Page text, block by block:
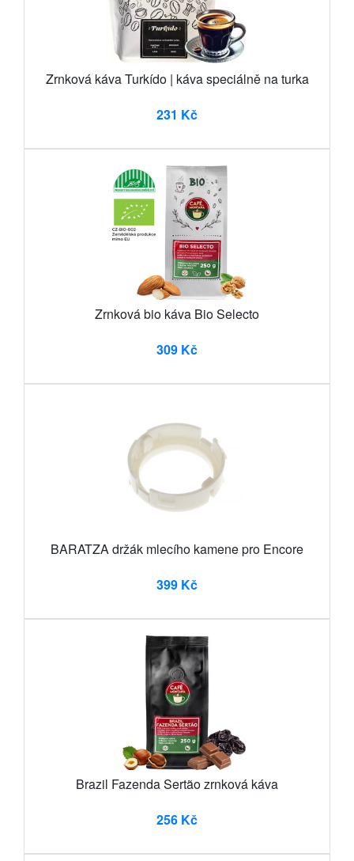
Zrnková káva Turkído | káva speciálně na turka
231 Kč
Zrnková bio káva Bio Selecto
309 Kč
BARATZA držák mlecího kamene pro Encore
399 Kč
Brazil Fazenda Sertão zrnková káva
256 Kč